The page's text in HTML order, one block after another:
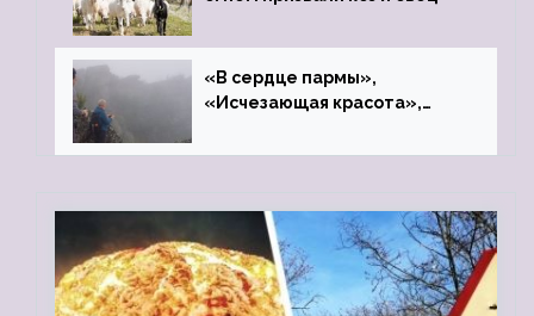
«В сердце пармы»,
«Исчезающая красота»,